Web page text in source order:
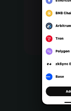
Português
Bahasa Indonesia
Português (Brasil)
Español